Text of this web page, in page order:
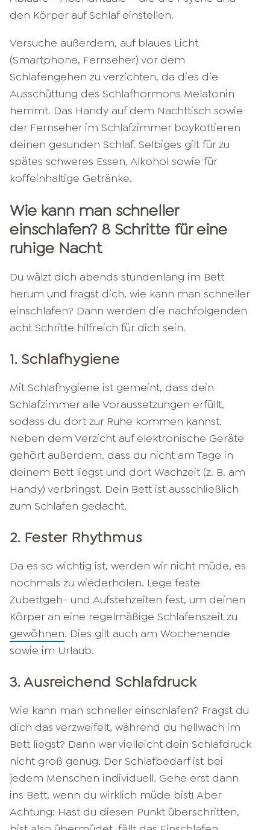
den Körper auf Schlaf einstellen.
Versuche außerdem, auf blaues Licht
(Smartphone, Fernseher) vor dem
Schlafengehen zu verzichten, da dies die
Ausschüttung des Schlafhormons Melatonin
hemmt. Das Handy auf dem Nachttisch sowie
der Fernseher im Schlafzimmer boykottieren
deinen gesunden Schlaf. Selbiges gilt für zu
spätes schweres Essen, Alkohol sowie für
koffeinhaltige Getränke.
Wie kann man schneller
einschlafen? 8 Schritte für eine
ruhige Nacht
Du wälzt dich abends stundenlang im Bett
herum und fragst dich, wie kann man schneller
einschlafen? Dann werden die nachfolgenden
acht Schritte hilfreich für dich sein.
1. Schlafhygiene
Mit Schlafhygiene ist gemeint, dass dein
Schlafzimmer alle Voraussetzungen erfüllt,
sodass du dort zur Ruhe kommen kannst.
Neben dem Verzicht auf elektronische Geräte
gehört außerdem, dass du nicht am Tage in
deinem Bett liegst und dort Wachzeit (z. B. am
Handy) verbringst. Dein Bett ist ausschließlich
zum Schlafen gedacht.
2. Fester Rhythmus
Da es so wichtig ist, werden wir nicht müde, es
nochmals zu wiederholen. Lege feste
Zubettgeh- und Aufstehzeiten fest, um deinen
Körper an eine regelmäßige Schlafenszeit zu
gewöhnen. Dies gilt auch am Wochenende
sowie im Urlaub.
3. Ausreichend Schlafdruck
Wie kann man schneller einschlafen? Fragst du
dich das verzweifelt, während du hellwach im
Bett liegst? Dann war vielleicht dein Schlafdruck
nicht groß genug. Der Schlafbedarf ist bei
jedem Menschen individuell. Gehe erst dann
ins Bett, wenn du wirklich müde bist! Aber
Achtung: Hast du diesen Punkt überschritten,